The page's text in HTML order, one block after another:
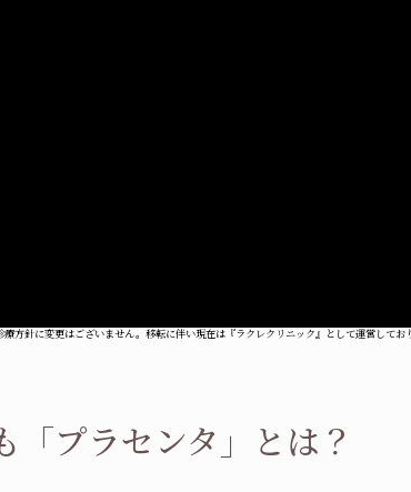
方針に変更はございません。移転に伴い現在は『ラクレクリニック』として運営してお
「プラセンタ」とは？